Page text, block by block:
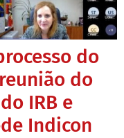
do
do
IRB e
Indicon